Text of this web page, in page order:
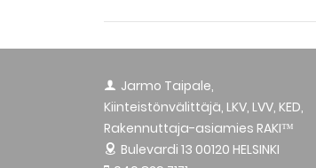
Jarmo Taipale,
Kiinteistönvälittäjä, LKV, LVV, KED,
Rakennuttaja-asiamies RAKI™
Bulevardi 13 00120 HELSINKI